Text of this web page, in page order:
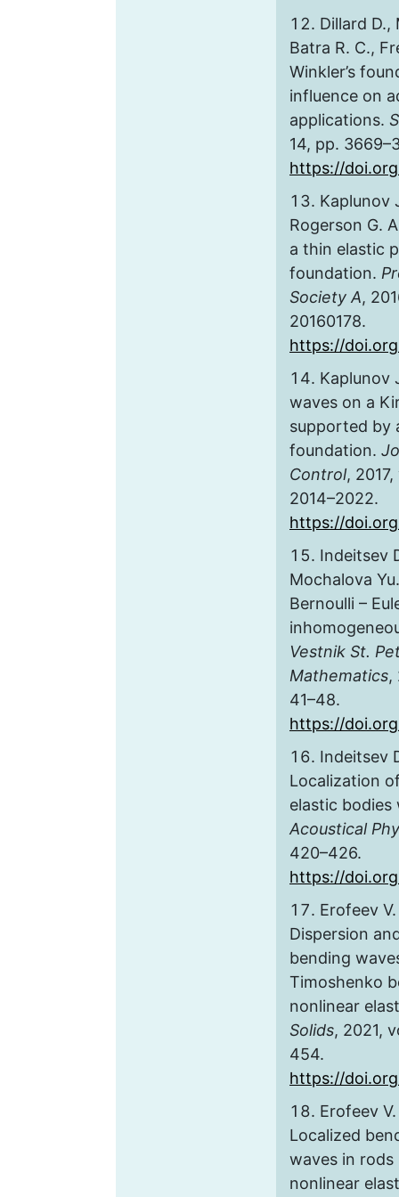
Dillard D.,
Batra R. C.,
Winkler’s
influence on
applications.
14, pp.
https://
Kaplunov
Rogerson G.
a thin elastic
foundation.
Society A,
20160178.
https://
Kaplunov
waves on a
supported by
foundation.
Control,
2014–2022.
https://
Indeitsev
Mochalova
Bernoulli –
Vestnik St.
Mathematics,
41–48.
https://
Indeitsev
Localization
elastic bodies
Acoustical
420–426.
https://doi.org/
Erofeev
Dispersion
bending
Timoshenko
nonlinear
Solids, 2021,
454.
https://
Erofeev
Localized
waves in
nonlinear